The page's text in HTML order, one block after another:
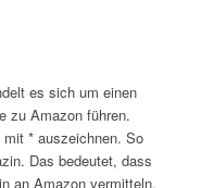
es sich um einen
zu Amazon führen.
* auszeichnen. So
Das bedeutet, dass
an Amazon vermitteln,